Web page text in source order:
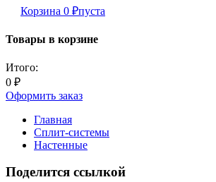
Корзина 0 ₽пуста
Товары в корзине
Итого:
0 ₽
Оформить заказ
Главная
Сплит-системы
Настенные
Поделится ссылкой